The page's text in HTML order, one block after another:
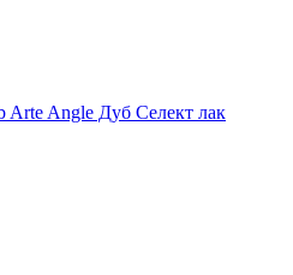
Arte Angle Дуб Селект лак